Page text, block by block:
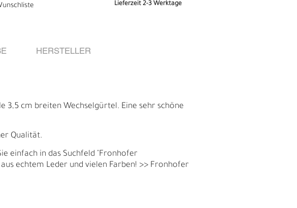
Lieferzeit 2-3 Werktage
HERSTELLER
3,5 cm breiten Wechselgürtel. Eine sehr schöne
Qualität.
einfach in das Suchfeld "Fronhofer
echtem Leder und vielen Farben! >> Fronhofer